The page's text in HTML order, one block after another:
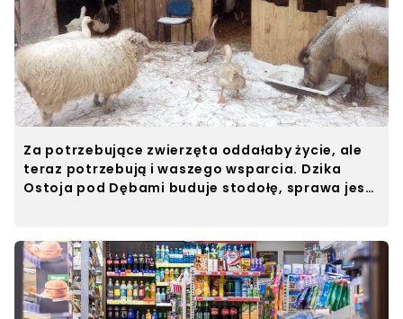
Za potrzebujące zwierzęta oddałaby życie, ale
teraz potrzebują i waszego wsparcia. Dzika
Ostoja pod Dębami buduje stodołę, sprawa jest